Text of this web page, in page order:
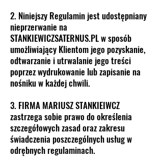
2. Niniejszy Regulamin jest udostępniany
nieprzerwanie na
STANKIEWICZSATERNUS.PL w sposób
umożliwiający Klientom jego pozyskanie,
odtwarzanie i utrwalanie jego treści
poprzez wydrukowanie lub zapisanie na
nośniku w każdej chwili.
3. FIRMA MARIUSZ STANKIEIWCZ
zastrzega sobie prawo do określenia
szczegółowych zasad oraz zakresu
świadczenia poszczególnych usług w
odrębnych regulaminach.